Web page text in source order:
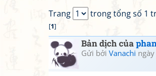
Trang trong tổng số 1
[1]
Bản dịch của
Gửi bởi Vanachi